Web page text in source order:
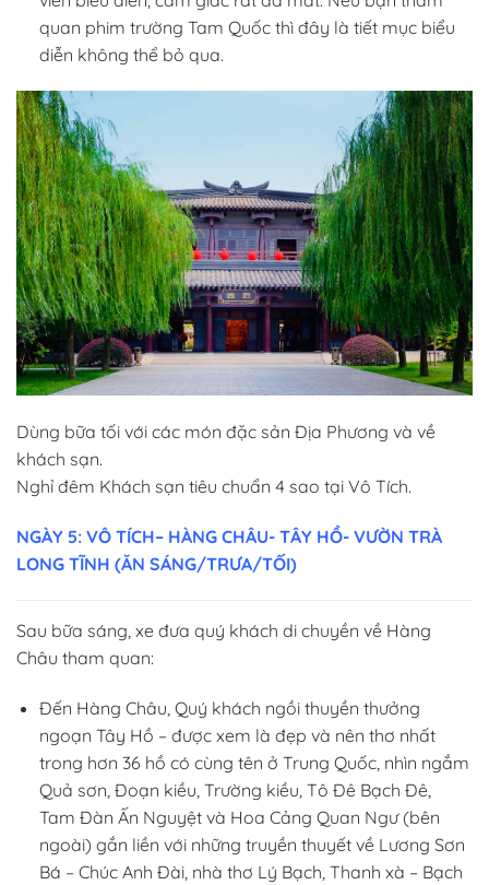
quan phim trường Tam Quốc thì đây là tiết mục biểu
diễn không thể bỏ qua.
Dùng bữa tối với các món đặc sản Địa Phương và về
khách sạn.
Nghỉ đêm Khách sạn tiêu chuẩn 4 sao tại Vô Tích.
NGÀY 5: VÔ TÍCH– HÀNG CHÂU- TÂY HỒ- VƯỜN TRÀ
LONG TĨNH (ĂN SÁNG/TRƯA/TỐI)
Sau bữa sáng, xe đưa quý khách di chuyền về Hàng
Châu tham quan:
Đến Hàng Châu, Quý khách ngồi thuyền thưởng
ngoạn Tây Hồ – được xem là đẹp và nên thơ nhất
trong hơn 36 hồ có cùng tên ở Trung Quốc, nhìn ngắm
Quả sơn, Đoạn kiều, Trường kiều, Tô Đê Bạch Đê,
Tam Đàn Ấn Nguyệt và Hoa Cảng Quan Ngư (bên
ngoài) gắn liền với những truyền thuyết về Lương Sơn
Bá – Chúc Anh Đài, nhà thơ Lý Bạch, Thanh xà – Bạch